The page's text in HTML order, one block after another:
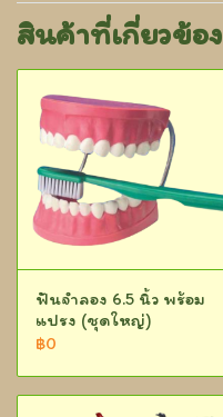
สินค้าที่เกี่ยวข้อง
ฟันจำลอง 6.5 นิ้ว พร้อม
แปรง (ชุดใหญ่)
฿0